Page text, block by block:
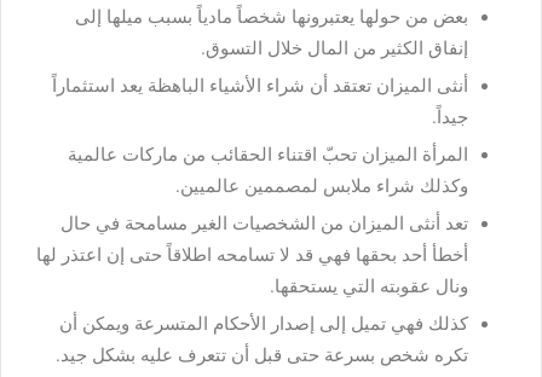
بعض من حولها يعتبرونها شخصاً مادياً بسبب ميلها إلى
إنفاق الكثير من المال خلال التسوق.
أنثى الميزان تعتقد أن شراء الأشياء الباهظة يعد استثماراً
جيداً.
المرأة الميزان تحبّ اقتناء الحقائب من ماركات عالمية
وكذلك شراء ملابس لمصممين عالميين.
تعد أنثى الميزان من الشخصيات الغير مسامحة في حال
أخطأ أحد بحقها فهي قد لا تسامحه اطلاقاً حتى إن اعتذر لها
ونال عقوبته التي يستحقها.
كذلك فهي تميل إلى إصدار الأحكام المتسرعة ويمكن أن
تكره شخص بسرعة حتى قبل أن تتعرف عليه بشكل جيد.